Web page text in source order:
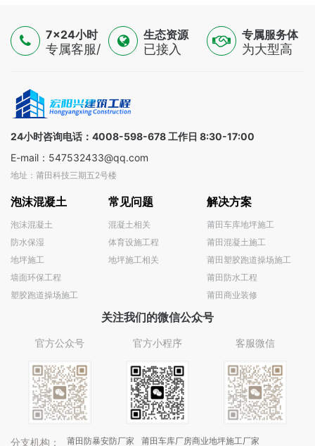
7×24小时
服务
专属客服/
三线支持
生态资源
已接入
专属服务体
验
为大型高
24小时咨询电话：4008-598-678 工作日 8:30-17:00
E-mail：547532433@qq.com
地址：莆田科技三期五2号楼
泡沫混凝土
泡沫混凝土
防水保湿
地坪施工
墙面环保工程
塑胶跑道操场施工
常见问题
混凝土相关
体育设施工程
地坪施工相关
解决方案
莆田车库地坪施工
莆田混凝土施工
莆田塑胶跑道操场施工
莆田防水工程
莆田商业装修
关注我们的微信公众号
官方公众号 官方小程序 客服微信
分支机构： 莆田防暴安防厂家 莆田车库厂房商业地坪施工厂家